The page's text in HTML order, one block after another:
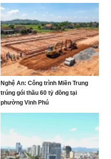
Nghệ An: Công trình Miền Trung
trúng gói thầu 60 tỷ đồng tại
phường Vinh Phú